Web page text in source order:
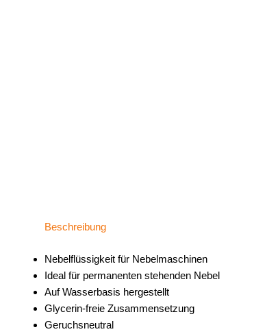
Beschreibung
Nebelflüssigkeit für Nebelmaschinen
Ideal für permanenten stehenden Nebel
Auf Wasserbasis hergestellt
Glycerin-freie Zusammensetzung
Geruchsneutral